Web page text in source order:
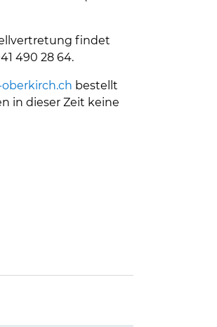
findet
490 28 64.
bestellt
in dieser Zeit keine